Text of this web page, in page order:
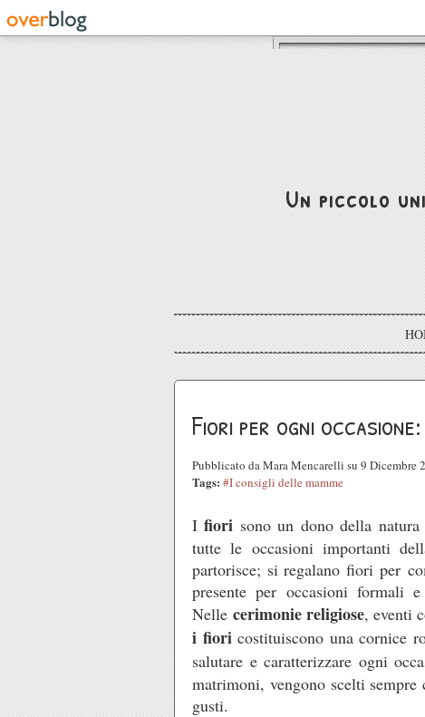
Un piccolo
Fiori per ogni
Pubblicato da Mara Mencarelli su 9 Dicembre
Tags: #I consigli delle mamme
I fiori sono un dono della
tutte le occasioni importanti
partorisce; si regalano fiori per
presente per occasioni formali
Nelle cerimonie religiose, eventi
i fioricostituiscono una cornice
salutare e caratterizzare ogni
matrimoni, vengono scelti
gusti.